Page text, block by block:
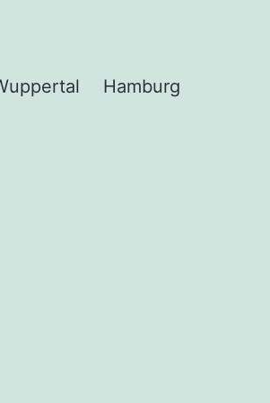
Hamburg